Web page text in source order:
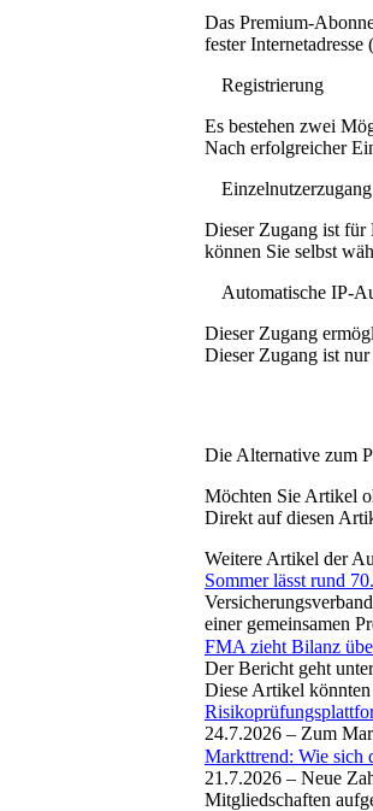
Das Premium-
fester
Registrierung
Es bestehen zwei
Nach erfolgreicher
Dieser Zugang ist für
können Sie selbst
Automatische IP-
Dieser Zugang
Dieser Zugang ist
Die Alternative zum
Möchten Sie Artikel
Direkt auf diesen
Weitere Artikel der
Sommer lässt rund
einer gemeinsamen
FMA zieht Bilanz
Der Bericht geht
Diese Artikel könnten
24.7.2026 – Zum
Markttrend: Wie sich
21.7.2026 – Neue
Mitgliedschaften